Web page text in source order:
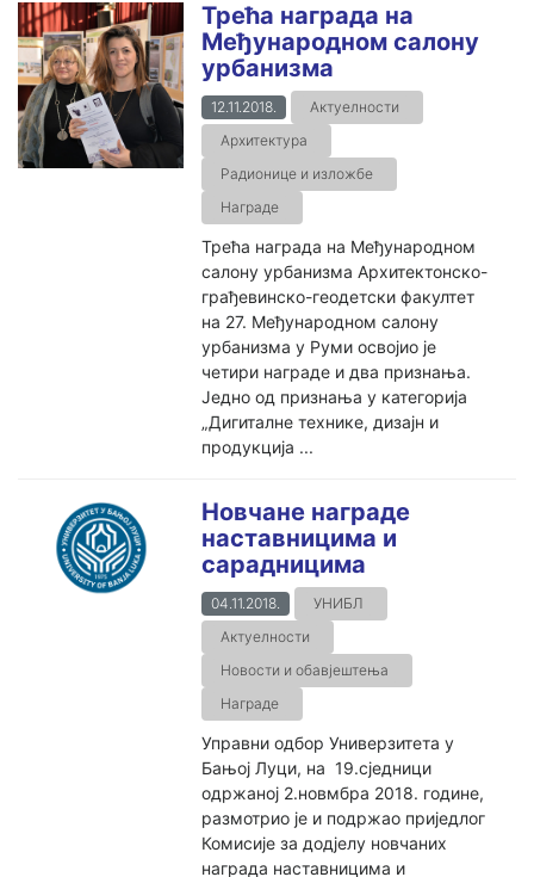
Трећа награда на
Међународном салону
урбанизма
12.11.2018.
Актуелности
Архитектура
Радионице и изложбе
Награде
Трећа награда на Међународном
салону урбанизма Архитектонско-
грађевинско-геодетски факултет
на 27. Међународном салону
урбанизма у Руми освојио је
четири награде и два признања.
Једно од признања у категорија
„Дигиталне технике, дизајн и
продукција ...
Новчане награде
наставницима и
сарадницима
04.11.2018.
УНИБЛ
Актуелности
Новости и обавјештења
Награде
Управни одбор Универзитета у
Бањој Луци, на 19.сједници
одржаној 2.новмбра 2018. године,
размотрио је и подржао приједлог
Комисије за додјелу новчаних
награда наставницима и